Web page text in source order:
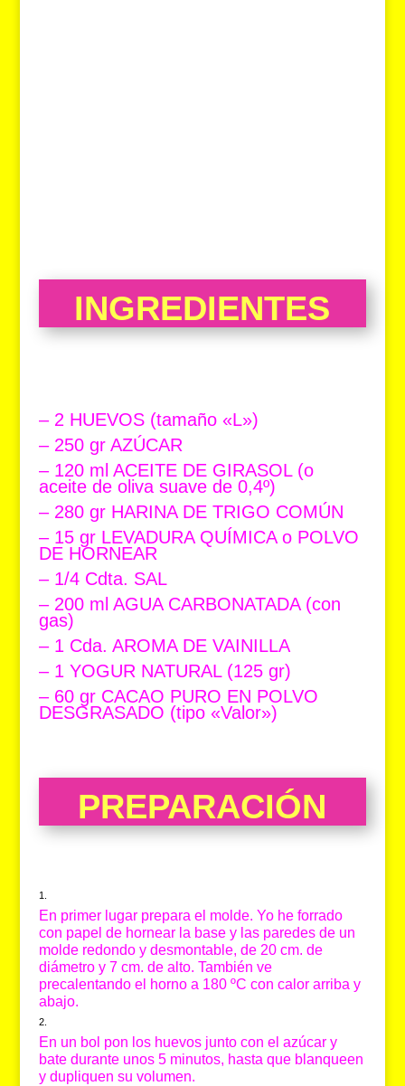
INGREDIENTES
– 2 HUEVOS (tamaño «L»)
– 250 gr AZÚCAR
– 120 ml ACEITE DE GIRASOL (o
aceite de oliva suave de 0,4º)
– 280 gr HARINA DE TRIGO COMÚN
– 15 gr LEVADURA QUÍMICA o POLVO
DE HORNEAR
– 1/4 Cdta. SAL
– 200 ml AGUA CARBONATADA (con
gas)
– 1 Cda. AROMA DE VAINILLA
– 1 YOGUR NATURAL (125 gr)
– 60 gr CACAO PURO EN POLVO
DESGRASADO (tipo «Valor»)
PREPARACIÓN
En primer lugar prepara el molde. Yo he forrado
con papel de hornear la base y las paredes de un
molde redondo y desmontable, de 20 cm. de
diámetro y 7 cm. de alto. También ve
precalentando el horno a 180 ºC con calor arriba y
abajo.
En un bol pon los huevos junto con el azúcar y
bate durante unos 5 minutos, hasta que blanqueen
y dupliquen su volumen.